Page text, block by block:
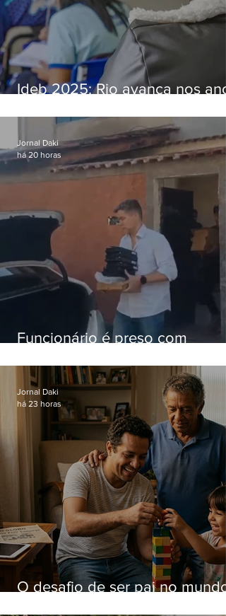
Ideb 2025: Rio avança nos
nacional
Funcionário é preso com
Hospital do Andaraí
Jornal Daki
há 20 horas
O desafio de ser pai no mundo
Jornal Daki
há 23 horas